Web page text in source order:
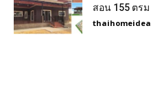
สอน 155 ตรม
thaihomeidea